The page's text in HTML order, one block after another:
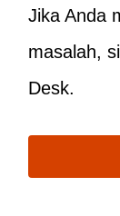
Jika Anda
masalah,
Desk.